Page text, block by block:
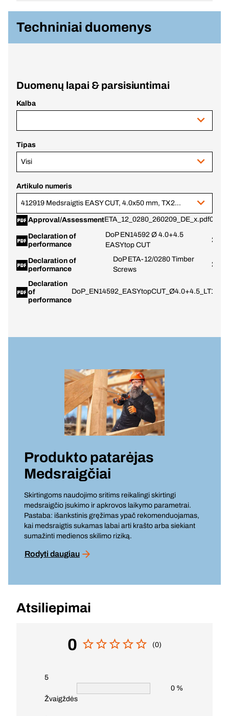
Techniniai duomenys
Duomenų lapai & parsisiuntimai
Kalba
Tipas
Visi
Artikulo numeris
412919 Medsraigtis EASY CUT, 4.0x50 mm, TX20, dalinis slėgis, cinkuotas plienas
Approval/AssessmentETA_12_0280_260209_DE_x.pdf
Declaration of
performance
DoP EN14592 Ø 4.0+4.5
EASYtop CUT
Declaration of
performance
DoP ETA-12/0280 Timber
Screws
Declaration
of
performance
DoP_EN14592_EASYtopCUT_Ø4.0+4.5_LT
Produkto patarėjas
Medsraigčiai
Skirtingoms naudojimo sritims reikalingi skirtingi
medsraigčio įsukimo ir apkrovos laikymo parametrai.
Pastaba: išankstinis gręžimas ypač rekomenduojamas,
kai medsraigtis sukamas labai arti krašto arba siekiant
sumažinti medienos skilimo riziką.
Rodyti daugiau
Atsiliepimai
0 (0)
5
Žvaigždės
0 %